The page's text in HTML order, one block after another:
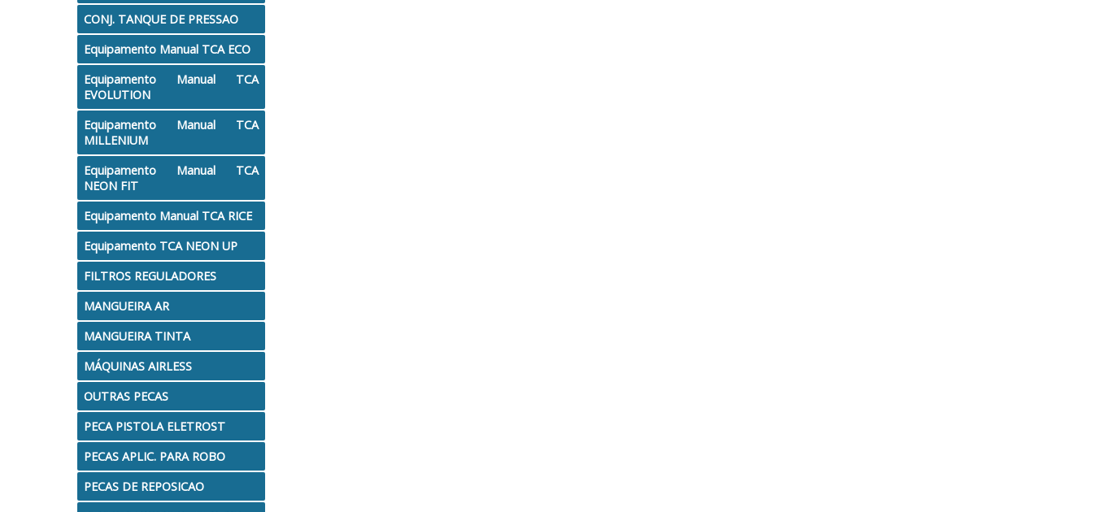
CONJ. TANQUE DE PRESSAO
Equipamento Manual TCA ECO
Equipamento Manual TCA
EVOLUTION
Equipamento Manual TCA
MILLENIUM
Equipamento Manual TCA
NEON FIT
Equipamento Manual TCA RICE
Equipamento TCA NEON UP
FILTROS REGULADORES
MANGUEIRA AR
MANGUEIRA TINTA
MÁQUINAS AIRLESS
OUTRAS PECAS
PECA PISTOLA ELETROST
PECAS APLIC. PARA ROBO
PECAS DE REPOSICAO